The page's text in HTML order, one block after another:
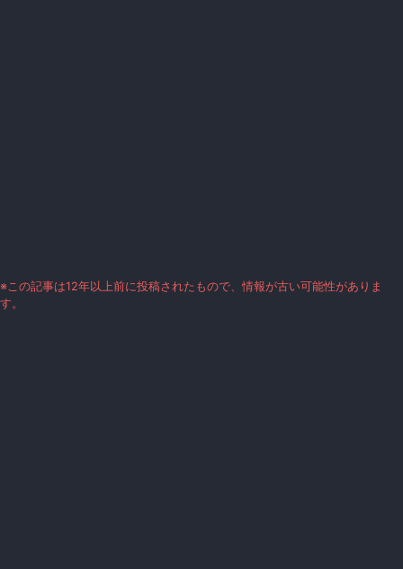
※この記事は12年以上前に投稿されたもので、情報が古い可能性がありま
す。